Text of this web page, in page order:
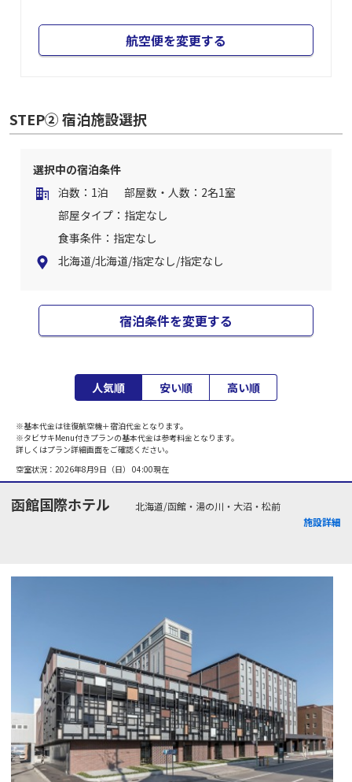
航空便を変更する
STEP② 宿泊施設選択
選択中の宿泊条件
泊数：1泊
部屋数・人数：2名1室
部屋タイプ：指定なし
食事条件：指定なし
北海道/北海道/指定なし/指定なし
宿泊条件を変更する
人気順 安い順 高い順
※基本代金は往復航空機＋宿泊代金となります。
※タビサキMenu付きプランの基本代金は参考料金となります。
詳しくはプラン詳細画面をご確認ください。
空室状況： 2026年8月9日（日） 04:00現在
函館国際ホテル
北海道/函館・湯の川・大沼・松前
施設詳細